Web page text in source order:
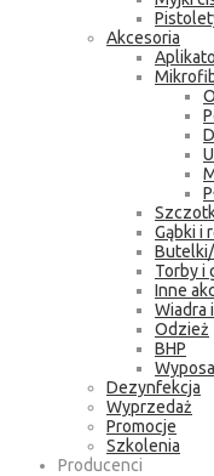
Akcesoria
Gąbki i
Torby i
Inne
Wiadra
Odzież
BHP
Dezynfekcja
Wyprzedaż
Promocje
Szkolenia
Producenci